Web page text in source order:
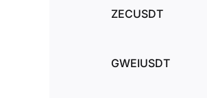
ZECUSDT
GWEIUSDT